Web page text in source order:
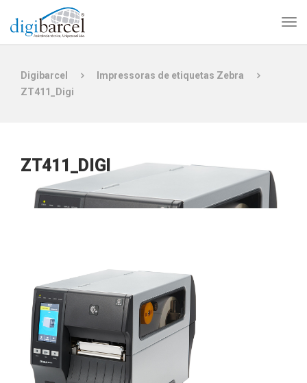
Digibarcel
Impressoras de etiquetas Zebra
ZT411_Digi
ZT411_DIGI